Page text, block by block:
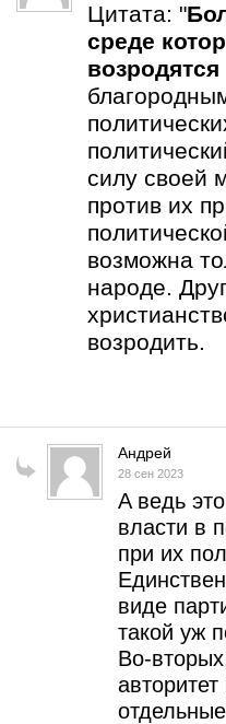
Цитата: "
среде
возродятся
силу своей
против их
возможна
народе.
возродить.
Андрей
28 сен 2023
A ведь
власти в
при их
виде
такой уж
Во-